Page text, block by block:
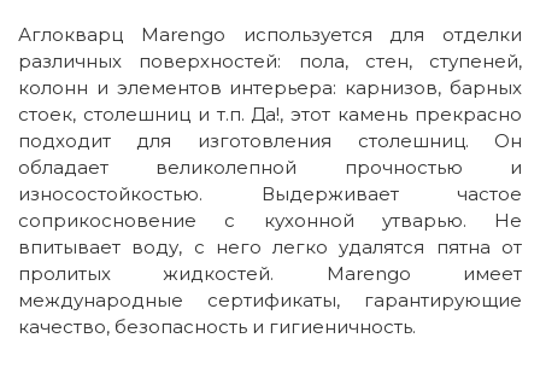
Аглокварц Marengo используется для отделки
различных поверхностей: пола, стен, ступеней,
колонн и элементов интерьера: карнизов, барных
стоек, столешниц и т.п. Да!, этот камень прекрасно
подходит для изготовления столешниц. Он
обладает великолепной прочностью и
износостойкостью. Выдерживает частое
соприкосновение с кухонной утварью. Не
впитывает воду, с него легко удалятся пятна от
пролитых жидкостей. Marengo имеет
международные сертификаты, гарантирующие
качество, безопасность и гигиеничность.